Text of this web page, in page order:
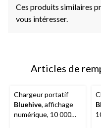
Ces produits similaires
vous intéresser.
Articles de
Chargeur portatif
Bluehive, affichage
numérique, 10 000